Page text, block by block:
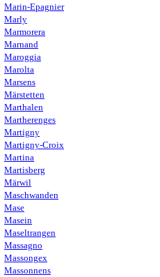
Marin-Epagnier
Marly
Marmorera
Marnand
Maroggia
Marolta
Marsens
Märstetten
Marthalen
Martherenges
Martigny
Martigny-Croix
Martina
Martisberg
Märwil
Maschwanden
Mase
Masein
Maseltrangen
Massagno
Massongex
Massonnens